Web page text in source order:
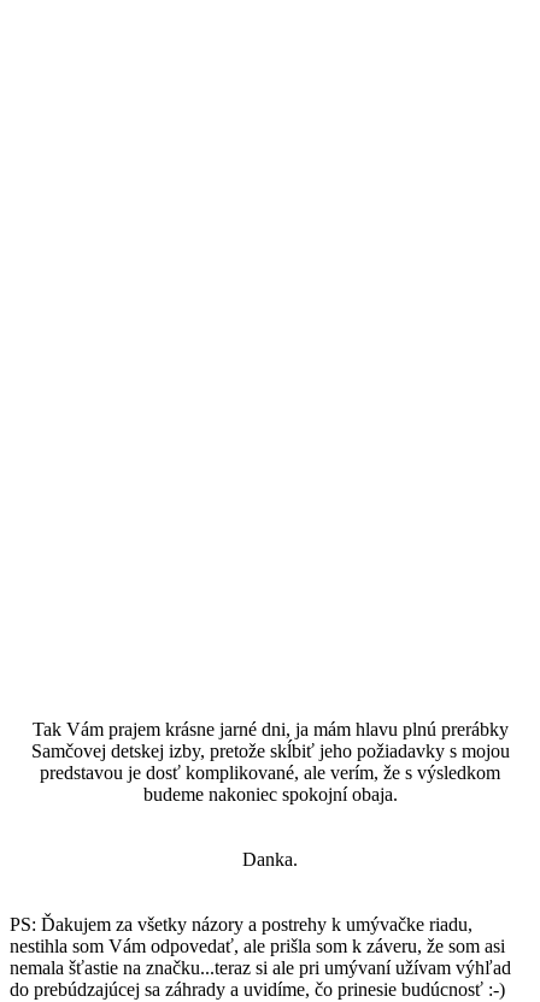
Tak Vám prajem krásne jarné dni, ja mám hlavu plnú prerábky
Samčovej detskej izby, pretože skĺbiť jeho požiadavky s mojou
predstavou je dosť komplikované, ale verím, že s výsledkom
budeme nakoniec spokojní obaja.
Danka.
PS: Ďakujem za všetky názory a postrehy k umývačke riadu,
nestihla som Vám odpovedať, ale prišla som k záveru, že som asi
nemala šťastie na značku...teraz si ale pri umývaní užívam výhľad
do prebúdzajúcej sa záhrady a uvidíme, čo prinesie budúcnosť :-)